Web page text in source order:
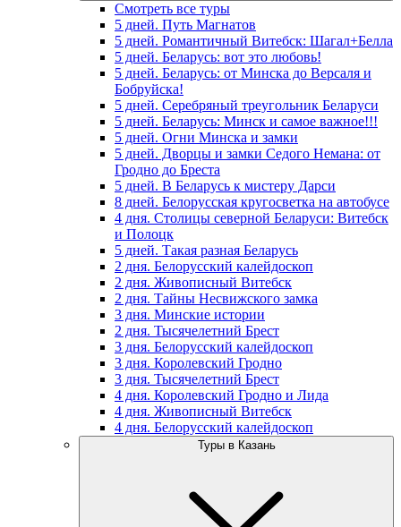
Смотреть все туры
5 дней. Путь Магнатов
5 дней. Романтичный Витебск: Шагал+Белла
5 дней. Беларусь: вот это любовь!
5 дней. Беларусь: от Минска до Версаля и
Бобруйска!
5 дней. Серебряный треугольник Беларуси
5 дней. Беларусь: Минск и самое важное!!!
5 дней. Огни Минска и замки
5 дней. Дворцы и замки Седого Немана: от
Гродно до Бреста
5 дней. В Беларусь к мистеру Дарси
8 дней. Белорусская кругосветка на автобусе
4 дня. Столицы северной Беларуси: Витебск
и Полоцк
5 дней. Такая разная Беларусь
2 дня. Белорусский калейдоскоп
2 дня. Живописный Витебск
2 дня. Тайны Несвижского замка
3 дня. Минские истории
2 дня. Тысячелетний Брест
3 дня. Белорусский калейдоскоп
3 дня. Королевский Гродно
3 дня. Тысячелетний Брест
4 дня. Королевский Гродно и Лида
4 дня. Живописный Витебск
4 дня. Белорусский калейдоскоп
Туры в Казань